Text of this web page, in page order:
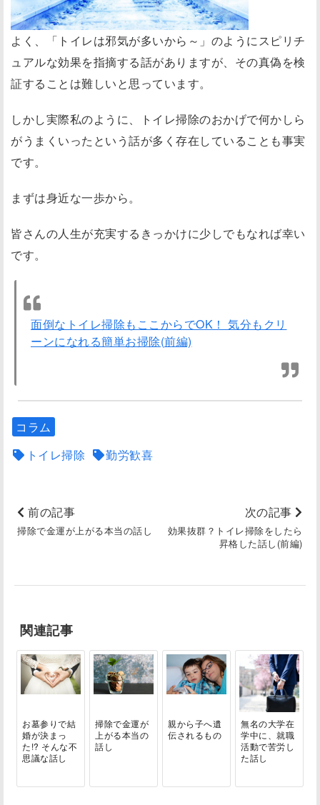
出
来
る
最
後
よく、「トイレは邪気が多いから～」のようにスピリチ
ュアルな効果を指摘する話がありますが、その真偽を検
証することは難しいと思っています。
しかし実際私のように、トイレ掃除のおかげで何かしら
がうまくいったという話が多く存在していることも事実
です。
まずは身近な一歩から。
皆さんの人生が充実するきっかけに少しでもなれば幸い
です。
面倒なトイレ掃除もここからでOK！ 気分もクリ
ーンになれる簡単お掃除(前編)
コラム
トイレ掃除
勤労歓喜
前の記事
掃除で金運が上がる本当の話し
次の記事
効果抜群？トイレ掃除をしたら
昇格した話し(前編)
関連記事
お墓参りで結
婚が決まっ
た!? そんな不
思議な話し
掃除で金運が
上がる本当の
話し
親から子へ遺
伝されるもの
無名の大学在
学中に、就職
活動で苦労し
た話し